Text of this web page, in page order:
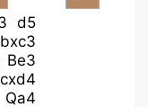
d5
bxc3
Be3
cxd4
Qa4